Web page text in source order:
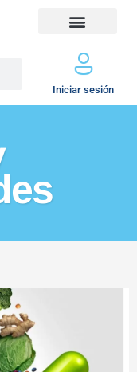
Iniciar sesión